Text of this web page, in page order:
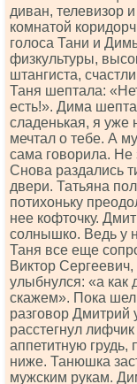
диван, телевизор
комнатой
голоса Тани и
физкультуры,
штангиста,
Таня шептала:
есть!». Дима
сладенькая, я уже
мечтал о тебе. А
сама говорила. Не
Снова раздались
двери. Татьяна
потихоньку
нее кофточку.
солнышко. Ведь у
Таня все еще
Виктор
улыбнулся: «а как
скажем». Пока шел
разговор Дмитрий
расстегнул
аппетитную грудь,
ниже. Танюшка
мужским рукам.